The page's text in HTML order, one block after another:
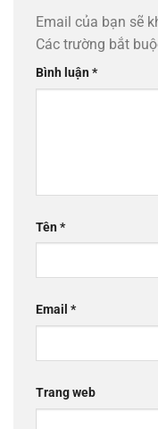
Email của bạn sẽ
Các trường bắt
Bình luận*
Tên*
Email *
Trang web